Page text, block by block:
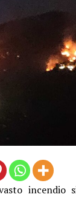
vasto